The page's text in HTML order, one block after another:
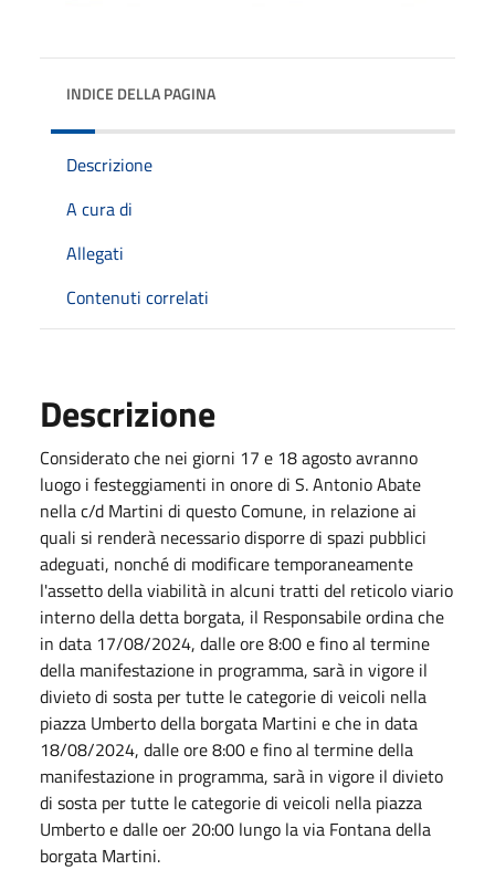
INDICE DELLA PAGINA
Descrizione
A cura di
Allegati
Contenuti correlati
Descrizione
Considerato che nei giorni 17 e 18 agosto avranno
luogo i festeggiamenti in onore di S. Antonio Abate
nella c/d Martini di questo Comune, in relazione ai
quali si renderà necessario disporre di spazi pubblici
adeguati, nonché di modificare temporaneamente
l'assetto della viabilità in alcuni tratti del reticolo viario
interno della detta borgata, il Responsabile ordina che
in data 17/08/2024, dalle ore 8:00 e fino al termine
della manifestazione in programma, sarà in vigore il
divieto di sosta per tutte le categorie di veicoli nella
piazza Umberto della borgata Martini e che in data
18/08/2024, dalle ore 8:00 e fino al termine della
manifestazione in programma, sarà in vigore il divieto
di sosta per tutte le categorie di veicoli nella piazza
Umberto e dalle oer 20:00 lungo la via Fontana della
borgata Martini.